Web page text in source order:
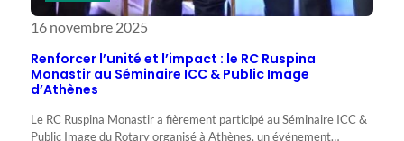
16 novembre 2025
Renforcer l’unité et l’impact : le RC Ruspina
Monastir au Séminaire ICC & Public Image
d’Athènes
Le RC Ruspina Monastir a fièrement participé au Séminaire ICC &
Public Image du Rotary organisé à Athènes, un événement…